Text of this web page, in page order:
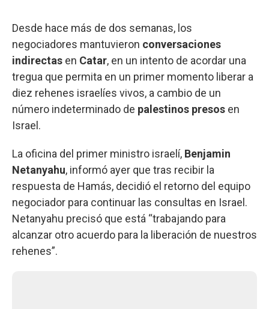
Desde hace más de dos semanas, los
negociadores mantuvieron conversaciones
indirectas en Catar, en un intento de acordar una
tregua que permita en un primer momento liberar a
diez rehenes israelíes vivos, a cambio de un
número indeterminado de palestinos presos en
Israel.
La oficina del primer ministro israelí, Benjamin
Netanyahu, informó ayer que tras recibir la
respuesta de Hamás, decidió el retorno del equipo
negociador para continuar las consultas en Israel.
Netanyahu precisó que está “trabajando para
alcanzar otro acuerdo para la liberación de nuestros
rehenes”.